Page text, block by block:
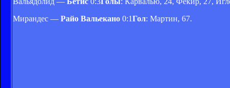
Мирандес — Райо Вальекано 0:1Гол: Мартин, 67.